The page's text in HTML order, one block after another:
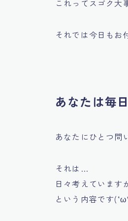
これってスゴク大
それでは今日もお
あなたは毎
あなたにひとつ問
それは…
日々考えています
という内容です